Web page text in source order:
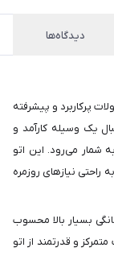
دیدگاه‌ها
پرکاربرد و پیشرفته
یک وسیله کارآمد و
شمار می‌رود. این اتو
نیازهای روزمره
بسیار بالا محسوب
و قدرتمند از اتو